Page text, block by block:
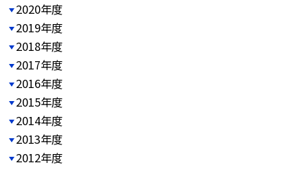
2020年度
2019年度
2018年度
2017年度
2016年度
2015年度
2014年度
2013年度
2012年度